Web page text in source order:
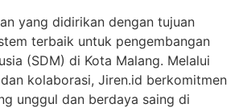
yang didirikan dengan tujuan
terbaik untuk pengembangan
(SDM) di Kota Malang. Melalui
kolaborasi, Jiren.id berkomitmen
unggul dan berdaya saing di